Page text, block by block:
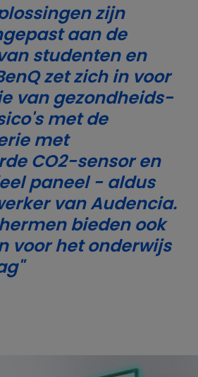
zijn
aan de
studenten en
zet zich in voor
van gezondheids-
met de
met
CO2-sensor en
paneel - aldus
van Audencia.
bieden ook
voor het onderwijs